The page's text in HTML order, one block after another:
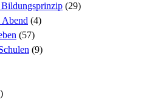
Bildungsprinzip (29)
Abend (4)
(57)
(9)